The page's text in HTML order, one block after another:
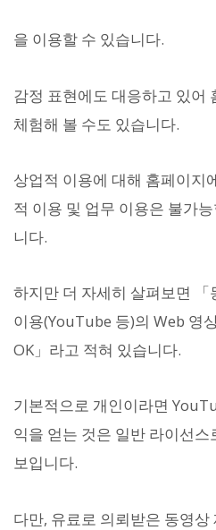
을 이용할 수 있습니다.
감정 표현에도 대응하고 있어
체험해 볼 수도 있습니다.
상업적 이용에 대해 홈페이지
적 이용 및 업무 이용은 불가
니다.
하지만 더 자세히 살펴보면
이용(YouTube 등)의 Web 영
OK」라고 적혀 있습니다.
기본적으로 개인이라면
익을 얻는 것은 일반 라이선
보입니다.
다만, 유료로 의뢰받은 동영상